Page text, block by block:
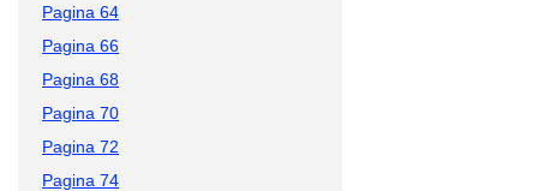
Pagina 64
Pagina 66
Pagina 68
Pagina 70
Pagina 72
Pagina 74